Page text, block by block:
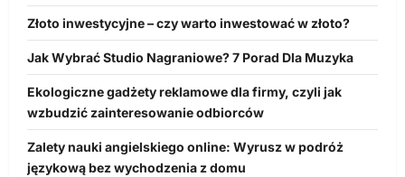
Złoto inwestycyjne – czy warto inwestować w złoto?
Jak Wybrać Studio Nagraniowe? 7 Porad Dla Muzyka
Ekologiczne gadżety reklamowe dla firmy, czyli jak
wzbudzić zainteresowanie odbiorców
Zalety nauki angielskiego online: Wyrusz w podróż
językową bez wychodzenia z domu